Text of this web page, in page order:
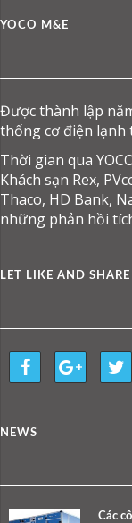
YOCO M&E
Được thành lập
thống cơ điện lạnh
Thời gian qua
Khách sạn Rex,
Thaco, HD Bank,
những phản hồi
LET LIKE AND SHARE
NEWS
Các